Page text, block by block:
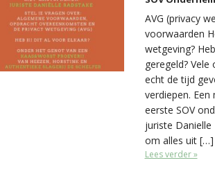
AVG (privacy
voorwaarden
wetgeving?
geregeld?
echt de tijd
verdiepen.
eerste SOV
juriste Danielle
om alles uit […]
Lees verder »